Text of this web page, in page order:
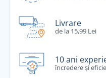
Livrare
de la 15,99 Lei
10 ani
încredere și